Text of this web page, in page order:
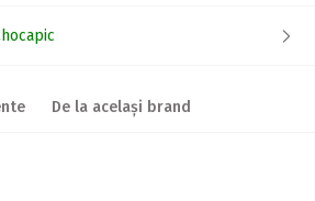
De la același brand